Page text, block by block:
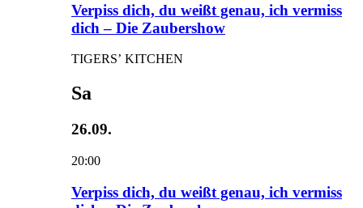
Verpiss dich, du weißt genau, ich vermiss
dich – Die Zaubershow
TIGERS’ KITCHEN
Sa
26.09.
20:00
Verpiss dich, du weißt genau, ich vermiss